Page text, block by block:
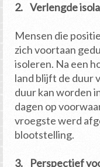
2. Verlengde
Mensen die
zich voortaan
isoleren. Na een
land blijft de duur
duur kan worden
dagen op
vroegste werd
blootstelling.
3. Perspectief